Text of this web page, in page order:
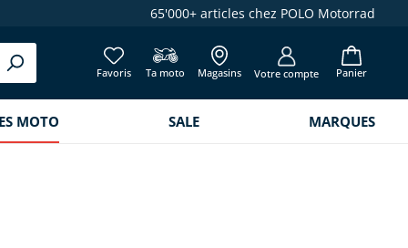
65'000+ articles chez POLO Motorrad
Favoris Ta moto Magasins Votre compte Panier
MOTO SALE MARQUES